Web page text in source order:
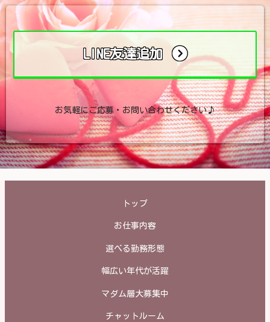
LINE友達追加
お気軽にご応募・お問い合わせください♪
トップ
お仕事内容
選べる勤務形態
幅広い年代が活躍
マダム層大募集中
チャットルーム